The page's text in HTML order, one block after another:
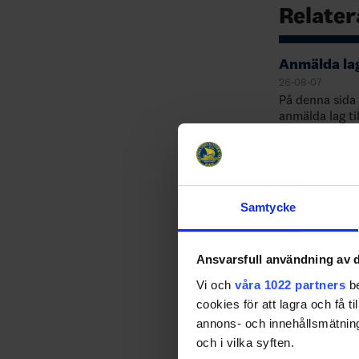
Samtycke
Ansvarsfull användning av
Vi och våra 1022 partners
cookies för att lagra och få
annons- och
och i vilka syften.
Anmälda
26-08-07
På denna
anmälda lag